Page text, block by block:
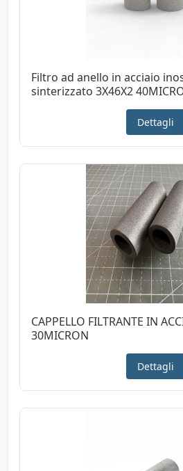
Filtro ad anello in acciaio
sinterizzato 3X46X2
Dettagli
CAPPELLO FILTRANTE IN
30MICRON
Dettagli